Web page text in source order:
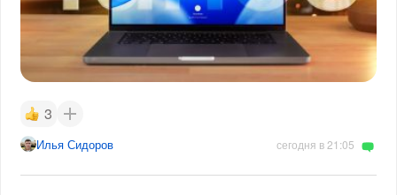
3
Илья Сидоров сегодня в 21:05